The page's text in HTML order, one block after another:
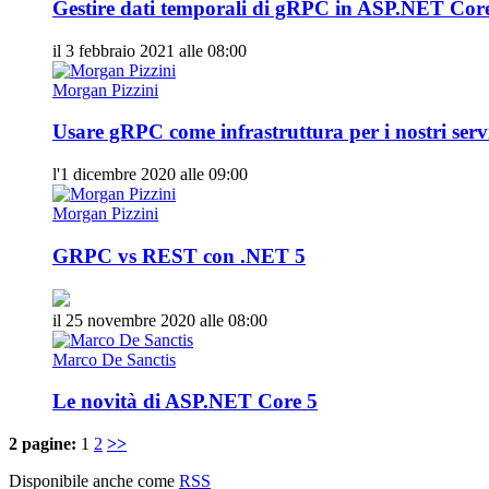
Gestire dati temporali di gRPC in ASP.NET
il 3 febbraio 2021 alle 08:00
Morgan Pizzini
Usare gRPC come infrastruttura per i nostri
l'1 dicembre 2020 alle 09:00
Morgan Pizzini
GRPC vs REST con .NET 5
il 25 novembre 2020 alle 08:00
Marco De Sanctis
Le novità di ASP.NET Core 5
2 pagine: 1 2 >>
Disponibile anche come RSS